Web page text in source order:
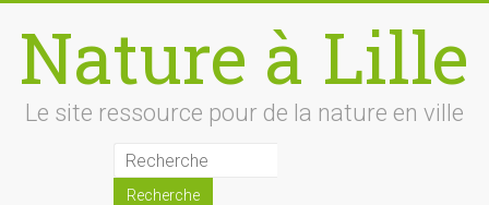
content
Nature à Lille
Le site ressource pour de la nature en ville